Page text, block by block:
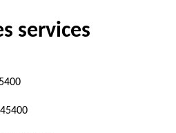
services